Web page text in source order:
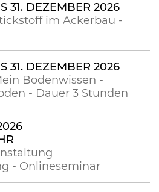
31. DEZEMBER 2026
im Ackerbau -
31. DEZEMBER 2026
Bodenwissen -
- Dauer 3 Stunden
- Onlineseminar